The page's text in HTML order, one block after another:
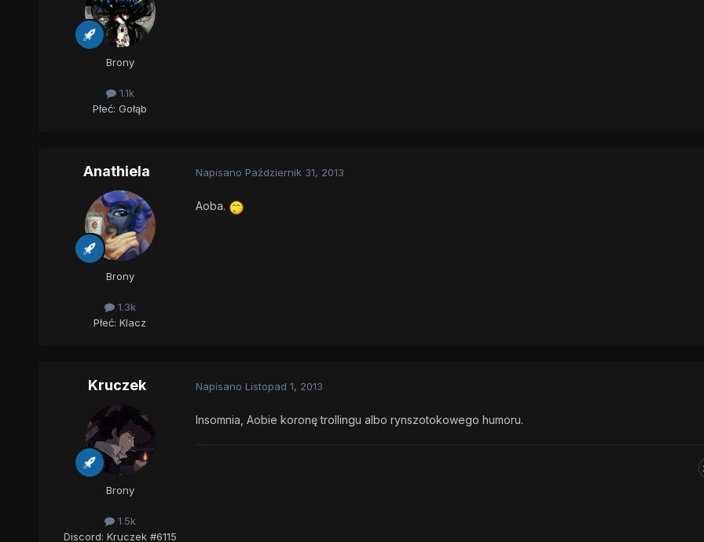
Brony
1.1k
Płeć: Gołąb
Anathiela
Brony
1.3k
Płeć: Klacz
Napisano Październik 31, 2013
Aoba.
Kruczek
Brony
1.5k
Discord: Kruczek #6115
Napisano Listopad 1, 2013
Insomnia, Aobie koronę trollingu albo rynszotokowego humoru.